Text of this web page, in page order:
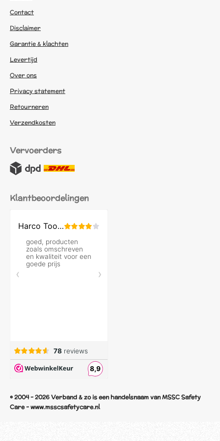
Contact
Disclaimer
Garantie & klachten
Levertijd
Over ons
Privacy statement
Retourneren
Verzendkosten
Vervoerders
Klantbeoordelingen
© 2004 - 2026 Verband & zo is een handelsnaam van MSSC Safety
Care - www.msscsafetycare.nl